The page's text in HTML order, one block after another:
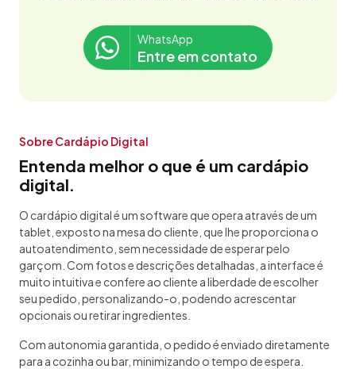
WhatsApp
Entre em contato
Sobre Cardápio Digital
Entenda melhor o que é um cardápio
digital.
O cardápio digital é um software que opera através de um
tablet, exposto na mesa do cliente, que lhe proporciona o
autoatendimento, sem necessidade de esperar pelo
garçom. Com fotos e descrições detalhadas, a interface é
muito intuitiva e confere ao cliente a liberdade de escolher
seu pedido, personalizando-o, podendo acrescentar
opcionais ou retirar ingredientes.
Com autonomia garantida, o pedido é enviado diretamente
para a cozinha ou bar, minimizando o tempo de espera.